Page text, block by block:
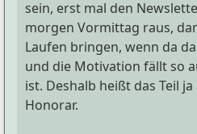
sein, erst mal den
morgen Vormittag raus,
Laufen bringen, wenn da
und die Motivation fällt so
ist. Deshalb heißt das Teil
Honorar.